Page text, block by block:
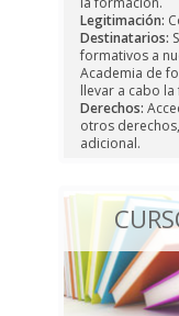
Legitimación:
Destinatarios:
formativos a
Academia de
llevar a cabo
Derechos:
otros
adicional.